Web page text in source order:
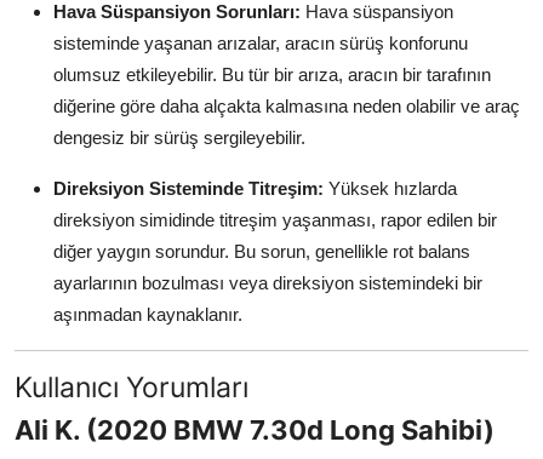
Hava Süspansiyon Sorunları: Hava süspansiyon
sisteminde yaşanan arızalar, aracın sürüş konforunu
olumsuz etkileyebilir. Bu tür bir arıza, aracın bir tarafının
diğerine göre daha alçakta kalmasına neden olabilir ve araç
dengesiz bir sürüş sergileyebilir.
Direksiyon Sisteminde Titreşim: Yüksek hızlarda
direksiyon simidinde titreşim yaşanması, rapor edilen bir
diğer yaygın sorundur. Bu sorun, genellikle rot balans
ayarlarının bozulması veya direksiyon sistemindeki bir
aşınmadan kaynaklanır.
Kullanıcı Yorumları
Ali K. (2020 BMW 7.30d Long Sahibi)